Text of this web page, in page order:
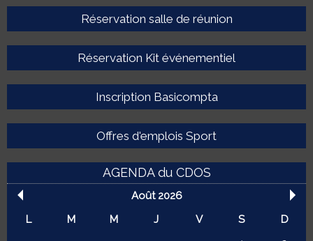
Réservation salle de réunion
Réservation Kit événementiel
Inscription Basicompta
Offres d'emplois Sport
AGENDA du CDOS
Août 2026
L
M M J V S
D